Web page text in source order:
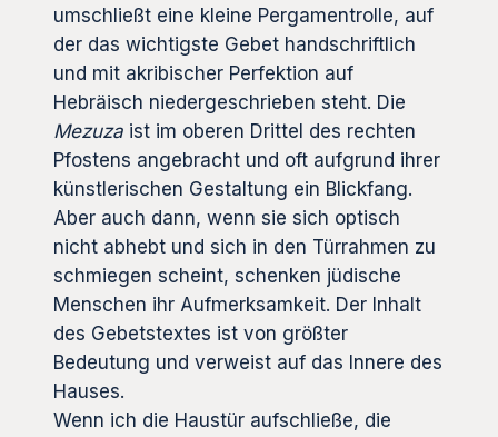
umschließt eine kleine Pergamentrolle, auf
der das wichtigste Gebet handschriftlich
und mit akribischer Perfektion auf
Hebräisch niedergeschrieben steht. Die
Mezuza ist im oberen Drittel des rechten
Pfostens angebracht und oft aufgrund ihrer
künstlerischen Gestaltung ein Blickfang.
Aber auch dann, wenn sie sich optisch
nicht abhebt und sich in den Türrahmen zu
schmiegen scheint, schenken jüdische
Menschen ihr Aufmerksamkeit. Der Inhalt
des Gebetstextes ist von größter
Bedeutung und verweist auf das Innere des
Hauses.
Wenn ich die Haustür aufschließe, die